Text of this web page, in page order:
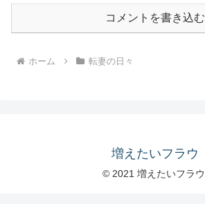
コメントを書き込む
ホーム 転妻の日々
増えたいフラウ
© 2021 増えたいフラウ.